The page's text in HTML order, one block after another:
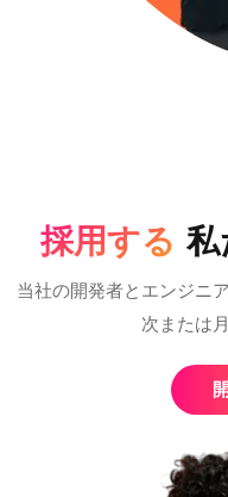
採用する
当社の開発者とエンジニ
次または